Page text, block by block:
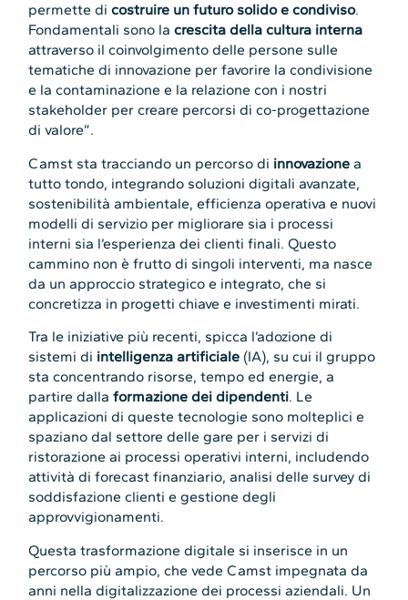
permette dicostruire un futuro solido e condiviso.
Fondamentali sono lacrescita della cultura interna
attraverso il coinvolgimento delle persone sulle
tematiche di innovazione per favorire la condivisione
e la contaminazione e la relazione con i nostri
stakeholder per creare percorsi di co-progettazione
di valore”.
Camst sta tracciando un percorso di innovazione a
tutto tondo, integrando soluzioni digitali avanzate,
sostenibilità ambientale, efficienza operativa e nuovi
modelli di servizio per migliorare sia i processi
interni sia l’esperienza dei clienti finali. Questo
cammino non è frutto di singoli interventi, ma nasce
da un approccio strategico e integrato, che si
concretizza in progetti chiave e investimenti mirati.
Tra le iniziative più recenti, spicca l’adozione di
sistemi di intelligenza artificiale (IA), su cui il gruppo
sta concentrando risorse, tempo ed energie, a
partire dallaformazione dei dipendenti. Le
applicazioni di queste tecnologie sono molteplici e
spaziano dal settore delle gare per i servizi di
ristorazione ai processi operativi interni, includendo
attività di forecast finanziario, analisi delle survey di
soddisfazione clienti e gestione degli
approvvigionamenti.
Questa trasformazione digitale si inserisce in un
percorso più ampio, che vede Camst impegnata da
anni nella digitalizzazione dei processi aziendali. Un